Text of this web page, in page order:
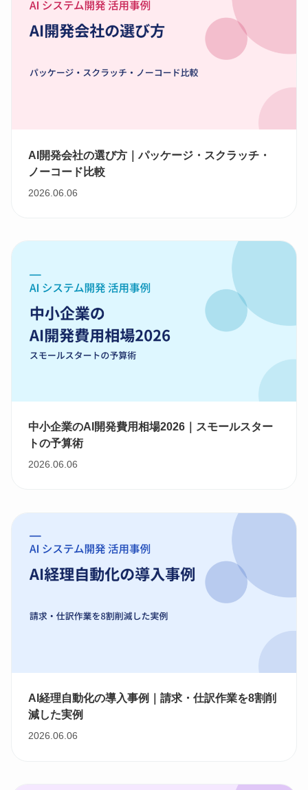
AI開発会社の選び方｜パッケージ・スクラッチ・
ノーコード比較
2026.06.06
中小企業のAI開発費用相場2026｜スモールスター
トの予算術
2026.06.06
AI経理自動化の導入事例｜請求・仕訳作業を8割削
減した実例
2026.06.06